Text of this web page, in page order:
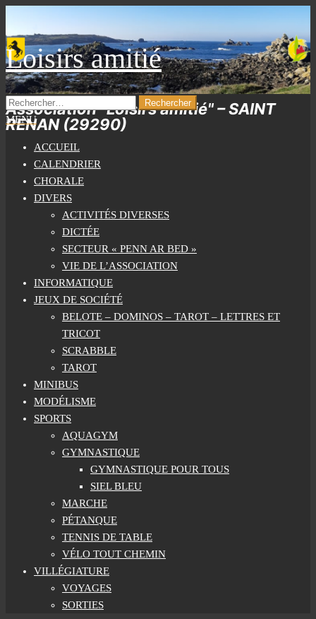
the
content
Loisirs amitié
Association "Loisirs amitié" – SAINT
RENAN (29290)
RECHERCHER :
MENU
ACCUEIL
CALENDRIER
CHORALE
DIVERS
ACTIVITÉS DIVERSES
DICTÉE
SECTEUR « PENN AR BED »
VIE DE L’ASSOCIATION
INFORMATIQUE
JEUX DE SOCIÉTÉ
BELOTE – DOMINOS – TAROT – LETTRES ET
TRICOT
SCRABBLE
TAROT
MINIBUS
MODÉLISME
SPORTS
AQUAGYM
GYMNASTIQUE
GYMNASTIQUE POUR TOUS
SIEL BLEU
MARCHE
PÉTANQUE
TENNIS DE TABLE
VÉLO TOUT CHEMIN
VILLÉGIATURE
VOYAGES
SORTIES